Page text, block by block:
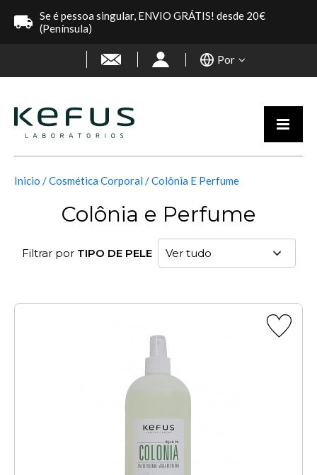
Se é pessoa singular, ENVIO GRÁTIS! desde 20€
(Península)
Por
Inicio Cosmética Corporal Colônia E Perfume
Colônia e Perfume
Filtrar por TIPO DE PELE